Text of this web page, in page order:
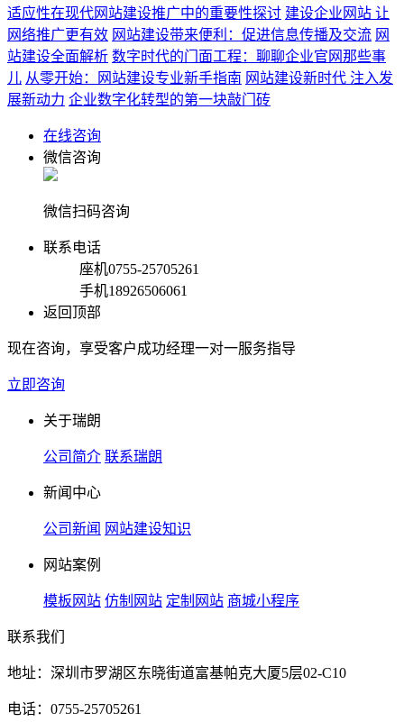
适应性在现代网站建设推广中的重要性探讨 建设企业网站 让
网络推广更有效 网站建设带来便利：促进信息传播及交流 网
站建设全面解析 数字时代的门面工程：聊聊企业官网那些事
儿 从零开始：网站建设专业新手指南 网站建设新时代 注入发
展新动力 企业数字化转型的第一块敲门砖
在线咨询
微信咨询
微信扫码咨询
联系电话
座机0755-25705261
手机18926506061
返回顶部
现在咨询，享受客户成功经理一对一服务指导
立即咨询
关于瑞朗
公司简介 联系瑞朗
新闻中心
公司新闻 网站建设知识
网站案例
模板网站 仿制网站 定制网站 商城小程序
联系我们
地址：深圳市罗湖区东晓街道富基帕克大厦5层02-C10
电话：0755-25705261